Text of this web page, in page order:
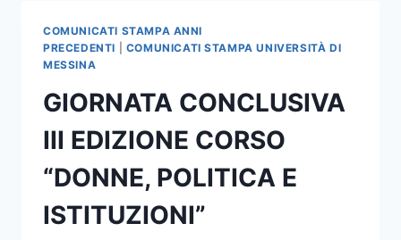
COMUNICATI STAMPA ANNI
PRECEDENTI
COMUNICATI STAMPA UNIVERSITÀ DI
MESSINA
GIORNATA CONCLUSIVA
III EDIZIONE CORSO
“DONNE, POLITICA E
ISTITUZIONI”